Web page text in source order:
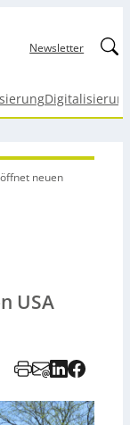
Newsletter
neuen
USA